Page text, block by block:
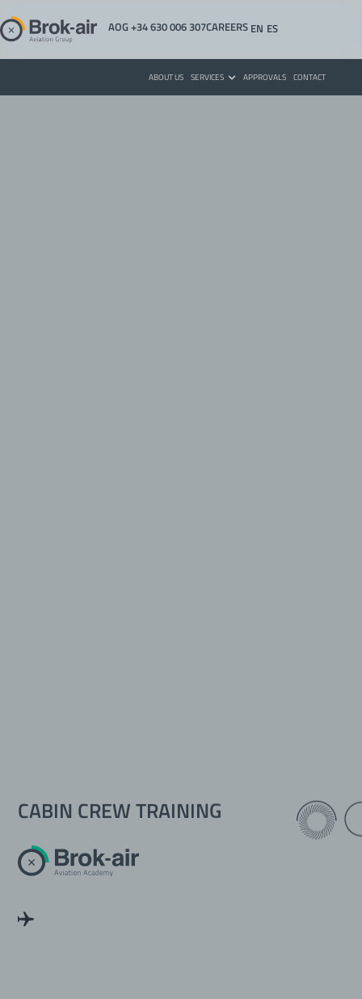
AOG +34 630 006 307CAREERS EN ES
ABOUT US SERVICES APPROVALS CONTACT
EN ES
CABIN CREW TRAINING